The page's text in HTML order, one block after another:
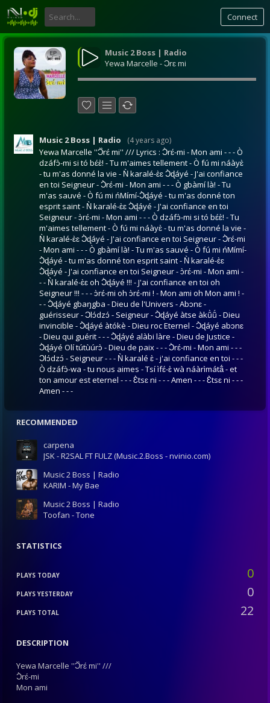
Connect
Music 2 Boss | Radio
Yewa Marcelle - Ɔrɛ mi
Music 2 Boss | Radio (4 years ago)
Yewa Marcelle ''Ɔ̀̀rɛ́ mi'' /// Lyrics : Ɔ̀rɛ́-mi - Mon ami - - - Ò
dzáfɔ̀-mi si tó bɛ́ɛ̀! - Tu m'aimes tellement - Ò fú mi náàyɛ̀
- tu m'as donné la vie - Ǹ karalé-ɛ̀ɛ Ɔ̀ɖáyé - J'ai confiance
en toi Seigneur - Ɔ̀rɛ́-mi - Mon ami - - - Ò gbàmí là! - Tu
m'as sauvé - Ò fú mi ńMímí-Ɔ̀ɖáyé - tu m'as donné ton
esprit saint - Ǹ karalé-ɛ̀ɛ Ɔ̀ɖáyé - J'ai confiance en toi
Seigneur - ɔ̀rɛ́-mi - Mon ami - - - Ò dzáfɔ̀-mi si tó bɛ́ɛ̀! - Tu
m'aimes tellement - Ò fú mi náàyɛ̀ - tu m'as donné la vie -
Ǹ karalé-ɛ̀ɛ Ɔ̀ɖáyé - J'ai confiance en toi Seigneur - Ɔ̀rɛ́-mi
- Mon ami - - - Ò gbàmí là! - Tu m'as sauvé - Ò fú mi ńMímí-
Ɔ̀ɖáyé - tu m'as donné ton esprit saint - Ǹ karalé-ɛ̀ɛ
Ɔ̀ɖáyé - J'ai confiance en toi Seigneur - ɔ̀rɛ́-mi - Mon ami -
- - Ǹ karalé-ɛ̀ɛ oh Ɔ̀ɖáyé !!! - J'ai confiance en toi oh
Seigneur !!! - - - ɔ̀rɛ́-mi oh ɔ̀rɛ́-mi ! - Mon ami oh Mon ami ! -
- - Ɔ̀ɖáyé gbaŋgba - Dieu de l'Univers - Abɔnɛ -
guérisseur - Ɔlɔ́dzɔ́ - Seigneur - Ɔ̀ɖáyé àtse àkũ̀ṹ - Dieu
invincible - Ɔ̀ɖáyé àtókè - Dieu roc Eternel - Ɔ̀ɖáyé abɔnɛ
- Dieu qui guérit - - - Ɔ̀ɖáyé alàbi làre - Dieu de Justice -
Ɔ̀ɖáyé Olí tútùúrɔ̀ - Dieu de paix - - - Ɔ̀rɛ́-mi - Mon ami - - -
Ɔlɔ́dzɔ́ - Seigneur - - - Ǹ karalé ɛ̀ - j'ai confiance en toi - - -
Ò dzáfɔ̀-wa - tu nous aimes - Tsí ìfɛ́-ɛ̀ wà náàrìmátã́ - et
ton amour est eternel - - - Ɛ̀tsɛ ni - - - Amen - - - Ɛ̀tsɛ ni - - -
Amen - - -
RECOMMENDED
carpena
JSK - R2SAL FT FULZ (Music.2.Boss - nvinio.com)
Music 2 Boss | Radio
KARIM - My Bae
Music 2 Boss | Radio
Toofan - Tone
STATISTICS
PLAYS TODAY 0
PLAYS YESTERDAY 0
PLAYS TOTAL 22
DESCRIPTION
Yewa Marcelle ''Ɔ̀̀rɛ́ mi'' ///
Ɔ̀rɛ́-mi
Mon ami